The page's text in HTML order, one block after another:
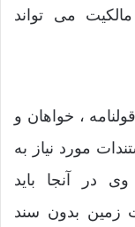
می تواند
، خواهان و
مورد نیاز به
در آنجا باید
زمین بدون سند